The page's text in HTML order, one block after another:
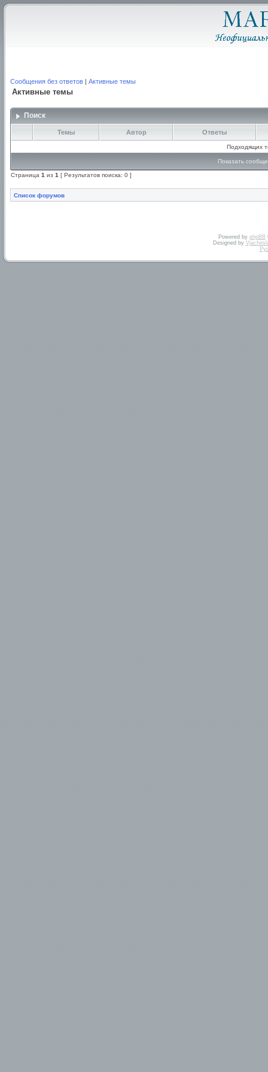
Сообщения без ответов | Активные темы
Активные темы
Поиск
Темы Автор Ответы
Подходящих
Показать
Страница 1 из 1 [ Результатов поиска: 0 ]
Список форумов
Powered by phpBB
Designed by